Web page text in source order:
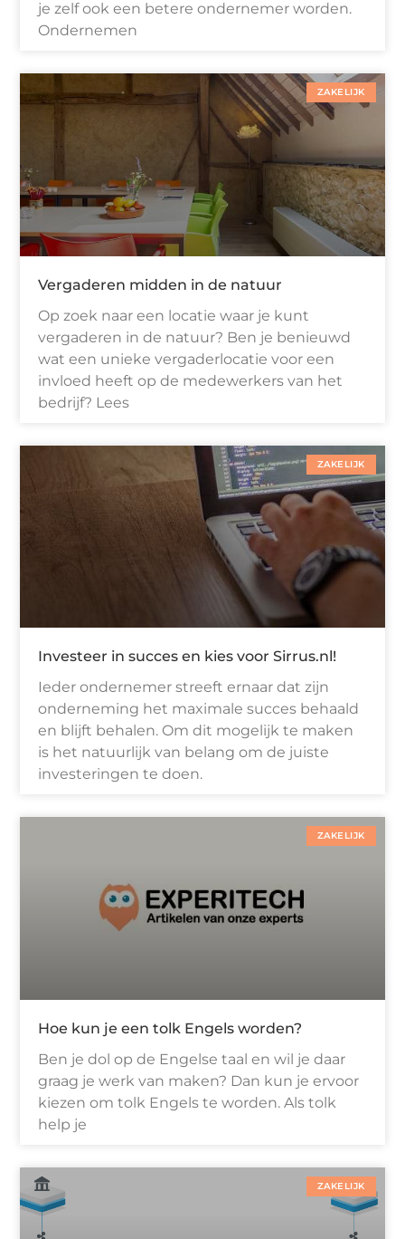
je zelf ook een betere ondernemer worden.
Ondernemen
ZAKELIJK
Vergaderen midden in de natuur
Op zoek naar een locatie waar je kunt
vergaderen in de natuur? Ben je benieuwd
wat een unieke vergaderlocatie voor een
invloed heeft op de medewerkers van het
bedrijf? Lees
ZAKELIJK
Investeer in succes en kies voor Sirrus.nl!
Ieder ondernemer streeft ernaar dat zijn
onderneming het maximale succes behaald
en blijft behalen. Om dit mogelijk te maken
is het natuurlijk van belang om de juiste
investeringen te doen.
ZAKELIJK
Hoe kun je een tolk Engels worden?
Ben je dol op de Engelse taal en wil je daar
graag je werk van maken? Dan kun je ervoor
kiezen om tolk Engels te worden. Als tolk
help je
ZAKELIJK